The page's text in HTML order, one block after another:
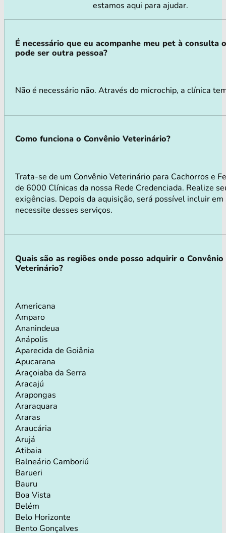
estamos aqui para ajudar.
É necessário que eu acompanhe meu pet à consulta
pode ser outra pessoa?
Não é necessário não. Através do microchip, a clínica
Como funciona o Convênio Veterinário?
Trata-se de um Convênio Veterinário para Cachorros e
de 6000 Clínicas da nossa Rede Credenciada. Realize
exigências. Depois da aquisição, será possível incluir
necessite desses serviços.
Quais são as regiões onde posso adquirir o Convênio
Veterinário?
Americana
Amparo
Ananindeua
Anápolis
Aparecida de Goiânia
Apucarana
Araçoiaba da Serra
Aracajú
Arapongas
Araraquara
Araras
Araucária
Arujá
Atibaia
Balneário Camboriú
Barueri
Bauru
Boa Vista
Belém
Belo Horizonte
Bento Gonçalves